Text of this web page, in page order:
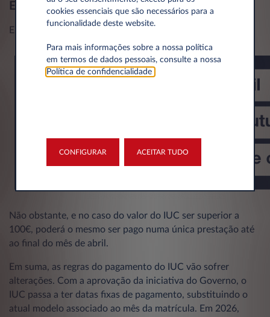
E a partir de 2028, como se irá proceder?
Em 2028, o IUC passará a ser pago da seguinte forma:
Não obstante, e no caso do valor do IUC ser superior a
100€, poderá o mesmo ser pago numa única prestação até
ao final do mês de abril.
Em suma, as regras do pagamento do IUC vão sofrer
alterações. Com a aprovação da iniciativa do Governo, o
IUC passa a ter datas fixas de pagamento, substituindo o
atual modelo associado ao mês da matrícula. Em 2026,
cookies essenciais que são necessários para a
funcionalidade deste website.
Para mais informações sobre a nossa política
em termos de dados pessoais, consulte a nossa
Política de confidencialidade.
CONFIGURAR ACEITAR TUDO